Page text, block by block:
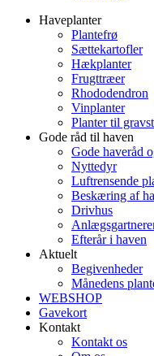
Haveplanter
Plantefrø
Sættekartofler
Hækplanter
Frugttræer
Rhododendron
Vinplanter
Planter til
Gode råd til haven
Gode haveråd
Nyttedyr
Luftrensende
Beskæring af
Drivhus
Efterår i haven
Aktuelt
Begivenheder
Månedens
WEBSHOP
Gavekort
Kontakt
Kontakt os